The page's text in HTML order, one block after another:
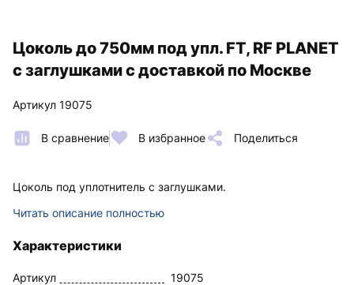
Цоколь до 750мм под упл. FT, RF PLANET
с заглушками с доставкой по Москве
Артикул 19075
В сравнение В избранное Поделиться
Цоколь под уплотнитель с заглушками.
Читать описание полностью
Характеристики
Артикул
19075